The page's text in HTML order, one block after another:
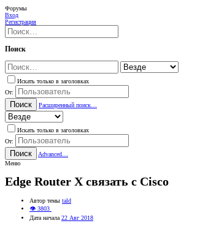
Форумы
Вход
Регистрация
Поиск
Искать только в заголовках
От:
Поиск Расширенный поиск…
Искать только в заголовках
От:
Поиск
Advanced…
Меню
Edge Router X связать с Cisco
Автор темы tald
👁 3803
Дата начала 22 Авг 2018